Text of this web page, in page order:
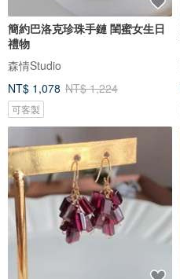
簡約巴洛克珍珠手鏈 閨蜜女生日
禮物
森情Studio
NT$ 1,078 NT$ 1,224
可客製